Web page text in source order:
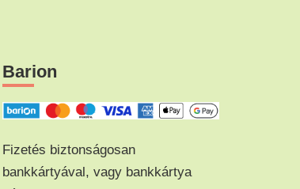
Barion
Fizetés biztonságosan
bankkártyával, vagy bankkártya